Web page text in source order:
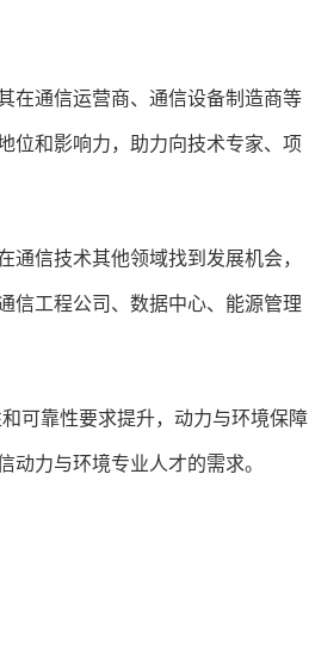
在通信运营商、通信设备制造商等
位和影响力，助力向技术专家、项
信技术其他领域找到发展机会，
信工程公司、数据中心、能源管理
可靠性要求提升，动力与环境保障
力与环境专业人才的需求。